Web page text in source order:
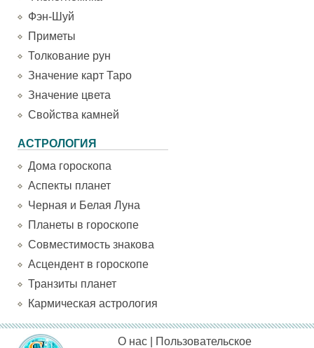
Фэн-Шуй
Приметы
Толкование рун
Значение карт Таро
Значение цвета
Свойства камней
АСТРОЛОГИЯ
Дома гороскопа
Аспекты планет
Черная и Белая Луна
Планеты в гороскопе
Совместимость знакова
Асцендент в гороскопе
Транзиты планет
Кармическая астрология
О нас Пользовательское